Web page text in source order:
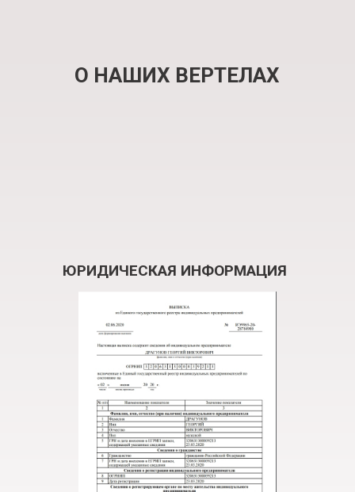
Работаем и принимаем заказы круглосуточно
О НАШИХ ВЕРТЕЛАХ
ЮРИДИЧЕСКАЯ ИНФОРМАЦИЯ